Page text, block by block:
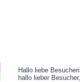
Hallo liebe
hallo lieber